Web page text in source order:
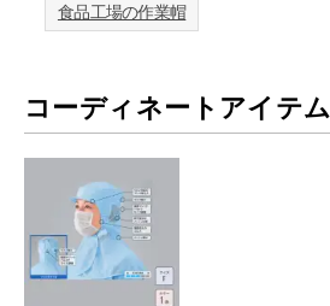
食品工場の作業帽
コーディネートアイテム